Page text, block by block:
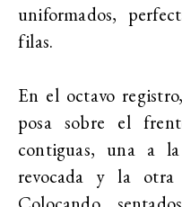
uniformados,
filas.
En el octavo
posa sobre el
contiguas, una a
revocada y la